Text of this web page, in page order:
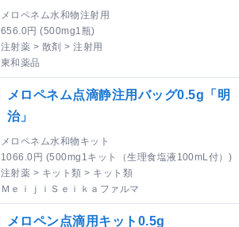
メロペネム水和物注射用
656.0円 (500mg1瓶)
注射薬 > 散剤 > 注射用
東和薬品
メロペネム点滴静注用バッグ0.5g「明
治」
メロペネム水和物キット
1066.0円 (500mg1キット（生理食塩液100mL付）)
注射薬 > キット類 > キット類
ＭｅｉｊｉＳｅｉｋａファルマ
メロペン点滴用キット0.5g